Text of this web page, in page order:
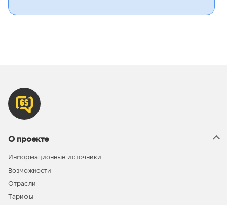
О проекте
Информационные источники
Возможности
Отрасли
Тарифы